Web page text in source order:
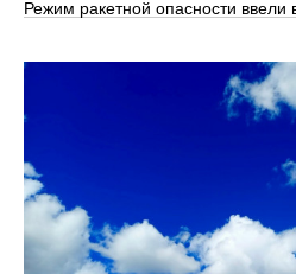
Режим ракетной опасности ввели